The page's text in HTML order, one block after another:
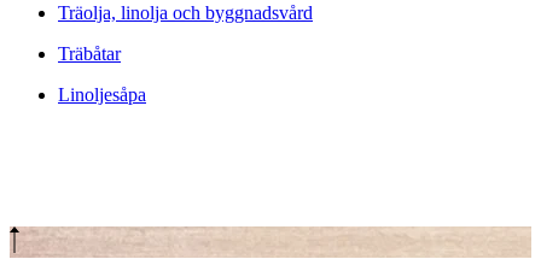
Träolja, linolja och byggnadsvård
Träbåtar
Linoljesåpa